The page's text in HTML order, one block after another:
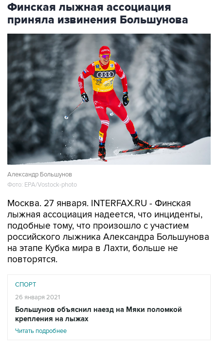
Финская лыжная ассоциация
приняла извинения Большунова
Александр Большунов
Фото: EPA/Vostock-photo
Москва. 27 января. INTERFAX.RU - Финская
лыжная ассоциация надеется, что инциденты,
подобные тому, что произошло с участием
российского лыжника Александра Большунова
на этапе Кубка мира в Лахти, больше не
повторятся.
СПОРТ
26 января 2021
Большунов объяснил наезд на Мяки поломкой
крепления на лыжах
Читать подробнее